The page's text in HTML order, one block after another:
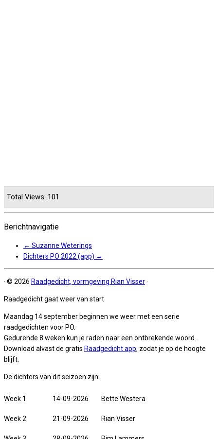
Total Views: 101
Berichtnavigatie
← Suzanne Weterings
Dichters PO 2022 (app) →
· © 2026 Raadgedicht, vormgeving Rian Visser·
Raadgedicht gaat weer van start
Maandag 14 september beginnen we weer met een serie
raadgedichten voor PO.
Gedurende 8 weken kun je raden naar een ontbrekende woord.
Download alvast de gratis Raadgedicht app, zodat je op de hoogte
blijft.
De dichters van dit seizoen zijn:
Week 1 14-09-2026 Bette Westera
Week 2 21-09-2026 Rian Visser